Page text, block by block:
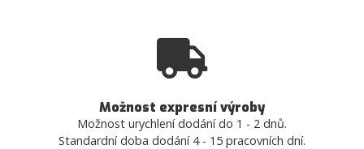
Možnost expresní výroby
Možnost urychlení dodání do 1 - 2 dnů.
Standardní doba dodání 4 - 15 pracovních dní.